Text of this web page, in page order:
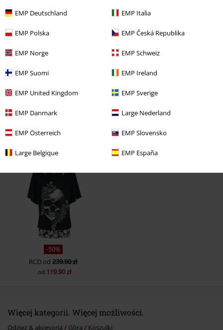
EMP Deutschland EMP Italia
EMP Polska EMP Česká Republika
EMP Norge EMP Schweiz
EMP Suomi EMP Ireland
EMP United Kingdom EMP Sverige
EMP Danmark Large Nederland
EMP Österreich EMP Slovensko
Large Belgique EMP España
Czy ta opinia okazała się pomocna?
Prześlij komentarz
Ostatnia wizyta
-50%
RCD od 239.90 zł
od 119.90 zł
Więcej kategorii. Więcej możliwości.
Odzież & akcesoria Góra Koszulki